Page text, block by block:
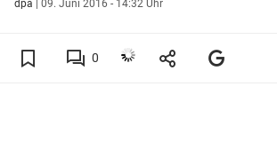
dpa | 09. Juni 2016 - 14:32 Uhr
0